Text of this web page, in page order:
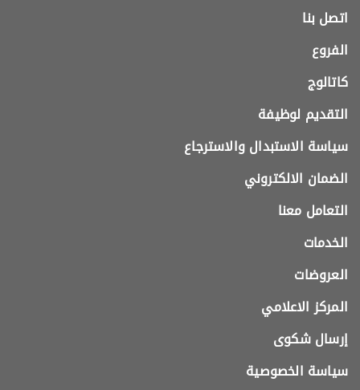
اتصل بنا
الفروع
كاتالوج
التقديم لوظيفة
سياسة الاستبدال والاسترجاع
الضمان الالكتروني
التعامل معنا
الخدمات
العروضات
المركز الاعلامي
إرسال شكوى
سياسة الخصوصية